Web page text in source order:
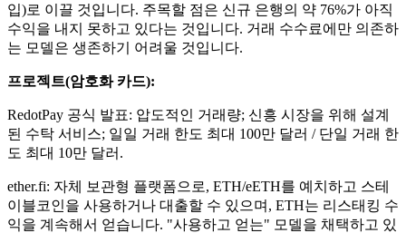
입)로 이끌 것입니다. 주목할 점은 신규 은행의 약 76%가 아직
수익을 내지 못하고 있다는 것입니다. 거래 수수료에만 의존하
는 모델은 생존하기 어려울 것입니다.
프로젝트(암호화 카드):
RedotPay 공식 발표: 압도적인 거래량; 신흥 시장을 위해 설계
된 수탁 서비스; 일일 거래 한도 최대 100만 달러 / 단일 거래 한
도 최대 10만 달러.
ether.fi: 자체 보관형 플랫폼으로, ETH/eETH를 예치하고 스테
이블코인을 사용하거나 대출할 수 있으며, ETH는 리스태킹 수
익을 계속해서 얻습니다. "사용하고 얻는" 모델을 채택하고 있